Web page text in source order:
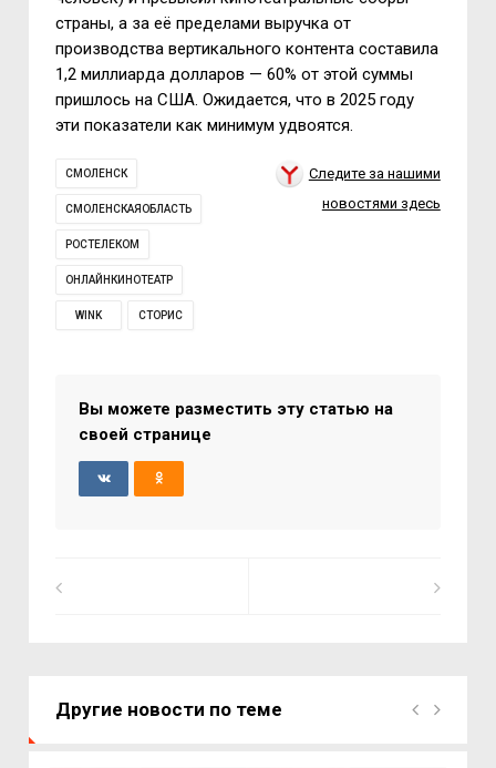
страны, а за её пределами выручка от
производства вертикального контента составила
1,2 миллиарда долларов — 60% от этой суммы
пришлось на США. Ожидается, что в 2025 году
эти показатели как минимум удвоятся.
СМОЛЕНСК
СМОЛЕНСКАЯОБЛАСТЬ
РОСТЕЛЕКОМ
ОНЛАЙНКИНОТЕАТР
WINK СТОРИС
Следите за нашими
новостями здесь
Вы можете разместить эту статью на
своей странице
Другие новости по теме